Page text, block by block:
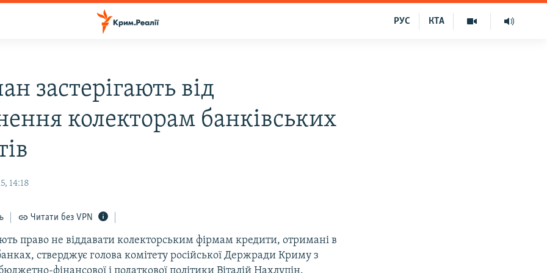
КТА
РУС
застерігають від
колекторам банківських
14:18
Читати без VPN
право не віддавати колекторським фірмам кредити, отримані в
стверджує голова комітету російської Держради Криму з